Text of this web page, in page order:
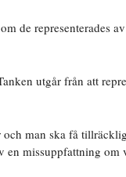
de representerades
utgår från att
och man ska få
en missuppfattning om